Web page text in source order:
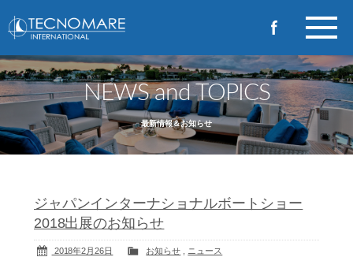
NEWS and TOPICS
最新情報＆お知らせ
ジャパンインターナショナルボートショー
2018出展のお知らせ
2018年2月26日 お知らせ
ニュース